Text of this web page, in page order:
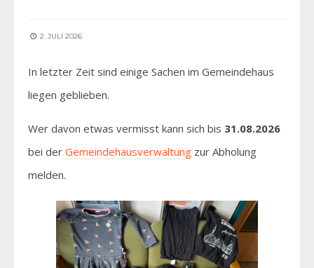
2. JULI 2026
In letzter Zeit sind einige Sachen im Gemeindehaus
liegen geblieben.
Wer davon etwas vermisst kann sich bis 31.08.2026
bei der Gemeindehausverwaltung zur Abholung
melden.